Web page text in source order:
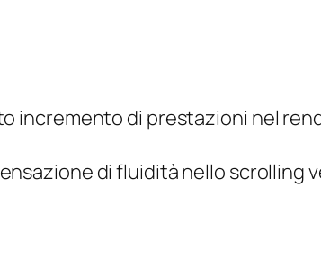
incremento di prestazioni nel
di fluidità nello scrolling